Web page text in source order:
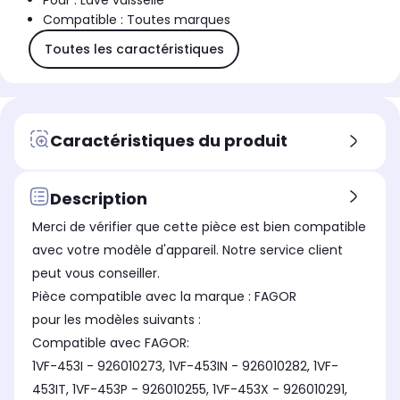
Compatible : Toutes marques
Toutes les caractéristiques
Caractéristiques du produit
Description
Merci de vérifier que cette pièce est bien compatible
avec votre modèle d'appareil. Notre service client
peut vous conseiller.
Pièce compatible avec la marque : FAGOR
pour les modèles suivants :
Compatible avec FAGOR:
1VF-453I - 926010273, 1VF-453IN - 926010282, 1VF-
453IT, 1VF-453P - 926010255, 1VF-453X - 926010291,